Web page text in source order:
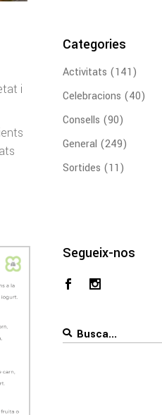
i
Categories
Activitats (141)
Celebracions (40)
Consells (90)
General (249)
Sortides (11)
Segueix-nos
Search